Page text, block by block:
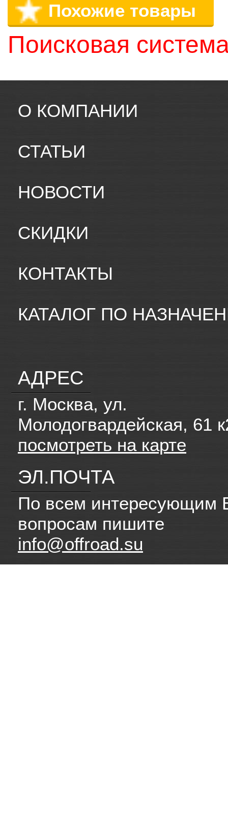
Похожие товары
Поисковая
О КОМПАНИИ
СТАТЬИ
НОВОСТИ
СКИДКИ
КОНТАКТЫ
КАТАЛОГ ПО
АДРЕС
г. Москва, ул.
Молодогвардейская, 61
посмотреть на карте
ЭЛ.ПОЧТА
По всем интересующим
вопросам пишите
info@offroad.su